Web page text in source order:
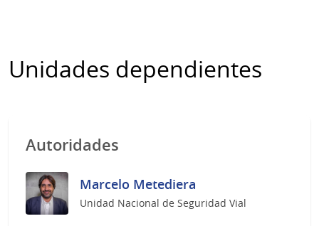
Unidades dependientes
Autoridades
Marcelo Metediera
Unidad Nacional de Seguridad Vial